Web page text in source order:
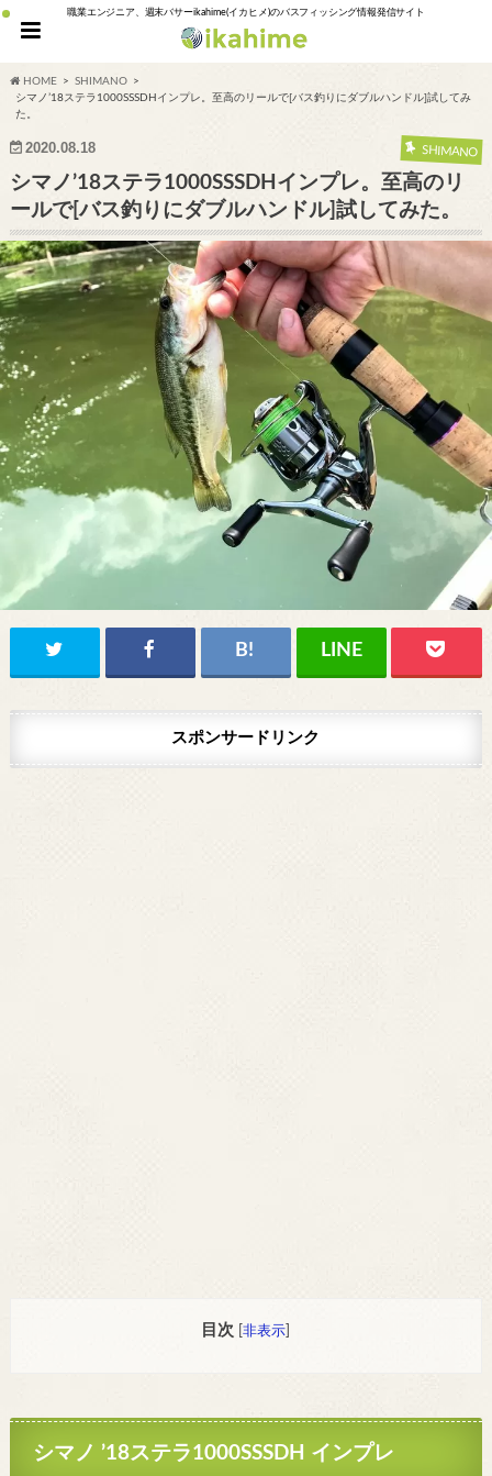
職業エンジニア、週末バサーikahime(イカヒメ)のバスフィッシング情報発信サイト
HOME
SHIMANO
シマノ’18ステラ1000SSSDHインプレ。至高のリールで[バス釣りにダブルハンドル]試してみ
た。
2020.08.18 SHIMANO
シマノ’18ステラ1000SSSDHインプレ。至高のリ
ールで[バス釣りにダブルハンドル]試してみた。
スポンサードリンク
目次 [非表示
シマノ ’18ステラ1000SSSDH インプレ